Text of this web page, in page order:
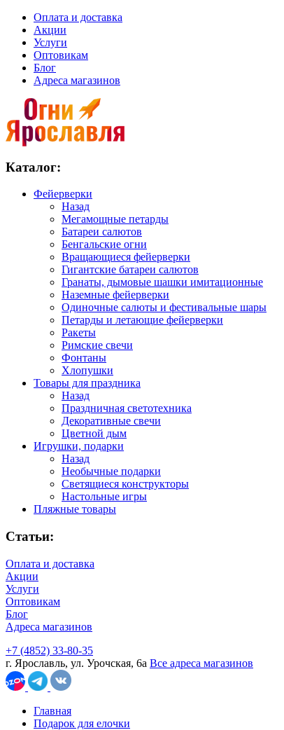
Оплата и доставка
Акции
Услуги
Оптовикам
Блог
Адреса магазинов
Каталог:
Фейерверки
Назад
Мегамощные петарды
Батареи салютов
Бенгальские огни
Вращающиеся фейерверки
Гигантские батареи салютов
Гранаты, дымовые шашки имитационные
Наземные фейерверки
Одиночные салюты и фестивальные шары
Петарды и летающие фейерверки
Ракеты
Римские свечи
Фонтаны
Хлопушки
Товары для праздника
Назад
Праздничная светотехника
Декоративные свечи
Цветной дым
Игрушки, подарки
Назад
Необычные подарки
Светящиеся конструкторы
Настольные игры
Пляжные товары
Статьи:
Оплата и доставка
Акции
Услуги
Оптовикам
Блог
Адреса магазинов
+7 (4852) 33-80-35
г. Ярославль, ул. Урочская, 6а Все адреса магазинов
Главная
Подарок для елочки